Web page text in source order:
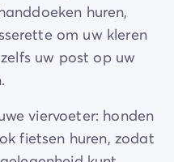
huren,
om uw kleren
uw post op uw
viervoeter: honden
fietsen huren, zodat